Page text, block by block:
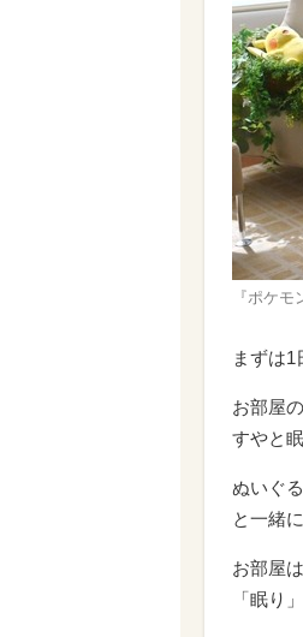
『ポケ
まずは1
お部屋
すやと
ぬいぐ
と一緒
お部屋
「眠り